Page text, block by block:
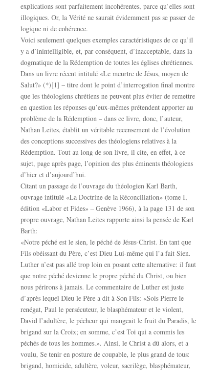
explications sont parfaitement incohérentes, parce qu’elles sont
illogiques. Or, la Vérité ne saurait évidemment pas se passer de
logique ni de cohérence.
Voici seulement quelques exemples caractéristiques de ce qu’il
y a d’inintelligible, et, par conséquent, d’inacceptable, dans la
dogmatique de la Rédemption de toutes les églises chrétiennes.
Dans un livre récent intitulé «Le meurtre de Jésus, moyen de
Salut?» (*)[1] – titre dont le point d’interrogation final montre
que les théologiens chrétiens ne peuvent plus éviter de remettre
en question les réponses qu’eux-mêmes prétendent apporter au
problème de la Rédemption – dans ce livre, donc, l’auteur,
Nathan Leites, établit un véritable recensement de l’évolution
des conceptions successives des théologiens relatives à la
Rédemption. Tout au long de son livre, il cite, en effet, à ce
sujet, page après page, l’opinion des plus éminents théologiens
d’hier et d’aujourd’hui.
Citant un passage de l’ouvrage du théologien Karl Barth,
ouvrage intitulé «La Doctrine de la Réconciliation» (tome I,
édition «Labor et Fides» – Genève 1966), à la page 131 de son
propre ouvrage, Nathan Leites rapporte ainsi la pensée de Karl
Barth:
«Notre péché est le sien, le péché de Jésus-Christ. En tant que
Fils obéissant du Père, c’est Dieu Lui-même qui l’a fait Sien.
Luther n’est pas allé trop loin en posant cette alternative: il faut
que notre péché devienne le propre péché du Christ, ou bien
nous périrons à jamais. Le commentaire de Luther est juste
d’après lequel Dieu le Père a dit à Son Fils: «Sois Pierre le
renégat, Paul le persécuteur, le blasphémateur et le violent,
David l’adultère, le pécheur qui mangeait le fruit du Paradis, le
brigand sur la Croix; en somme, c’est Toi qui a commis les
péchés de tous les hommes.». Ainsi, le Christ a dû alors, et a
voulu, Se tenir en posture de coupable, le plus grand de tous:
brigand, homicide, adultère, voleur, sacrilège, blasphémateur,